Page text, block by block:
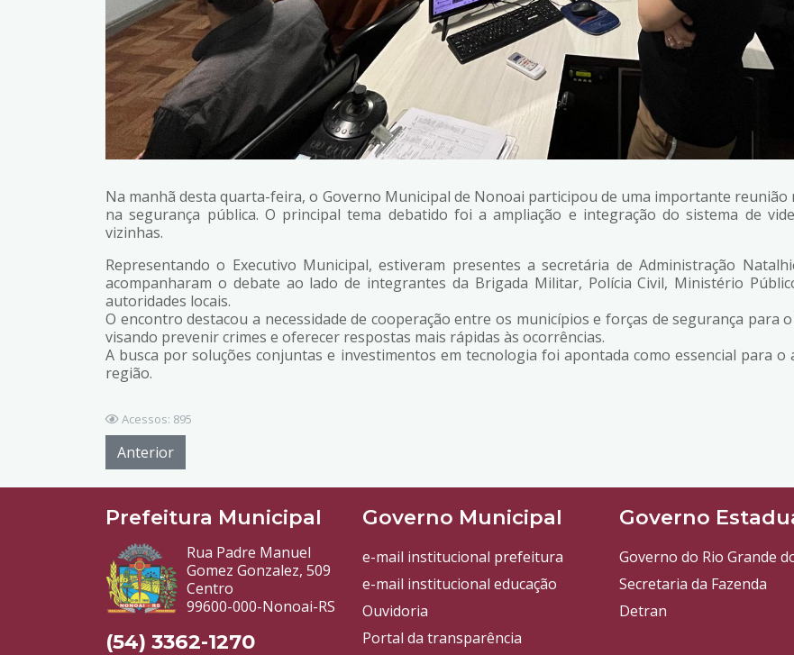
Na manhã desta quarta-feira, o Governo Municipal de Nonoai participou de uma importante reunião
na segurança pública. O principal tema debatido foi a ampliação e integração do sistema de
vizinhas.
Representando o Executivo Municipal, estiveram presentes a secretária de Administração
acompanharam o debate ao lado de integrantes da Brigada Militar, Polícia Civil, Ministério
autoridades locais.
O encontro destacou a necessidade de cooperação entre os municípios e forças de segurança
visando prevenir crimes e oferecer respostas mais rápidas às ocorrências.
A busca por soluções conjuntas e investimentos em tecnologia foi apontada como essencial para o
região.
Acessos: 895
Anterior
Prefeitura Municipal
Rua Padre Manuel
Gomez Gonzalez, 509
Centro
99600-000-Nonoai-RS
(54) 3362-1270
Governo Municipal
e-mail institucional prefeitura
e-mail institucional educação
Ouvidoria
Portal da transparência
Governo
Governo do Rio Grande
Secretaria da Fazenda
Detran